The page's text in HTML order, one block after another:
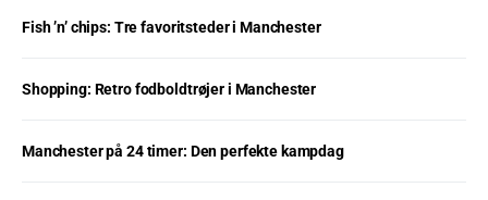
Fish ’n’ chips: Tre favoritsteder i Manchester
Shopping: Retro fodboldtrøjer i Manchester
Manchester på 24 timer: Den perfekte kampdag